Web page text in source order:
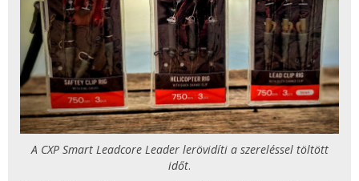
A CXP Smart Leadcore Leader lerövidíti a szereléssel töltött
időt.